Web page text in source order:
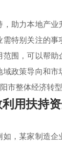
助力本地产业
特别关注的
范围，可以帮
政策导向和市
市整体经济转型
用扶持
，某家制造